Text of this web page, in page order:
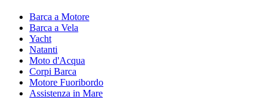
Barca a Motore
Barca a Vela
Yacht
Natanti
Moto d'Acqua
Corpi Barca
Motore Fuoribordo
Assistenza in Mare